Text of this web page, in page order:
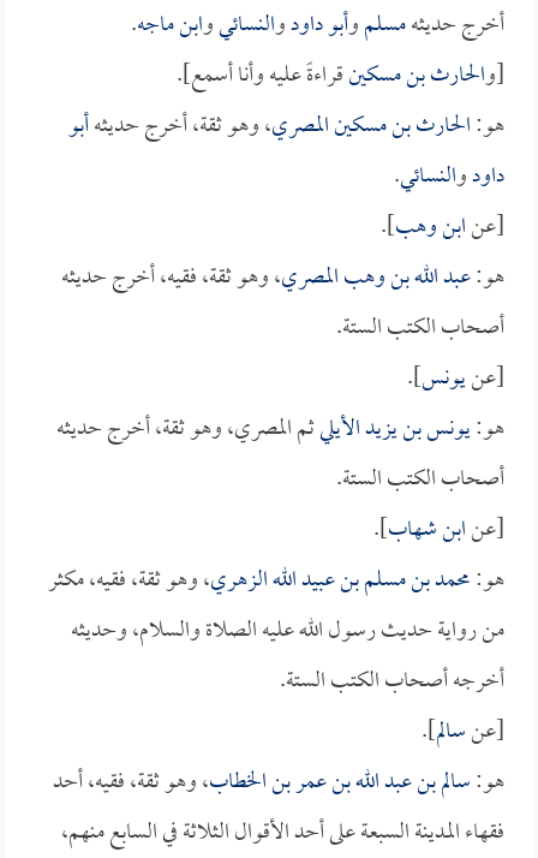
أخرج حديثهمسلموأبو داودوالنسائيوابن ماجه.
[والحارث بن مسكينقراءةً عليه وأنا أسمع].
هو:الحارث بن مسكين المصري، وهو ثقة، أخرج حديثهأبو
داودوالنسائي.
[عنابن وهب].
هو:عبد الله بن وهب المصري، وهو ثقة، فقيه، أخرج حديثه
أصحاب الكتب الستة.
[عنيونس].
هو:يونس بن يزيد الأيليثم المصري، وهو ثقة، أخرج حديثه
أصحاب الكتب الستة.
[عنابن شهاب].
هو:محمد بن مسلم بن عبيد الله الزهري، وهو ثقة، فقيه، مكثر
من رواية حديث رسول الله عليه الصلاة والسلام، وحديثه
أخرجه أصحاب الكتب الستة.
[عنسالم].
هو:سالم بن عبد الله بن عمر بن الخطاب، وهو ثقة، فقيه، أحد
فقهاء المدينة السبعة على أحد الأقوال الثلاثة في السابع منهم،